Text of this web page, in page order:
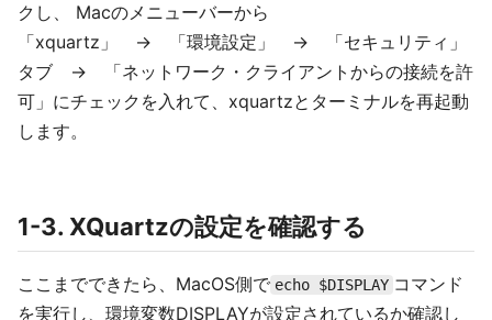
クし、 Macのメニューバーから
「xquartz」 → 「環境設定」 → 「セキュリティ」
タブ → 「ネットワーク・クライアントからの接続を許
可」にチェックを入れて、xquartzとターミナルを再起動
します。
1-3. XQuartzの設定を確認する
ここまでできたら、MacOS側で echo $DISPLAY コマンド
を実行し、環境変数DISPLAYが設定されているか確認し